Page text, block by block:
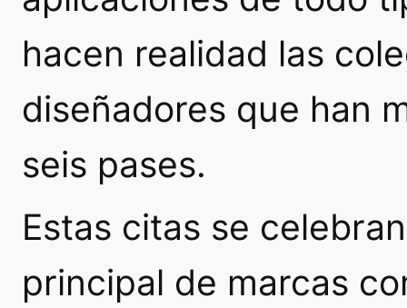
hacen realidad las
diseñadores que han
seis pases.
Estas citas se
principal de marcas